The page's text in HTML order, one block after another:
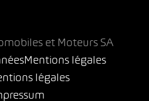
et Moteurs SA
Mentions légales
légales